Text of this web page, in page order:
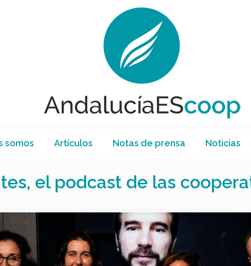
somos Artículos Notas de prensa Noticias
el podcast de las